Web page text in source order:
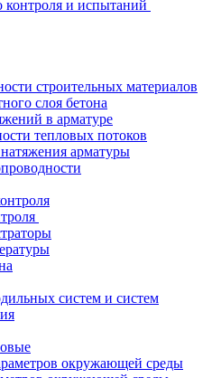
контроля и испытаний
строительных материалов
слоя бетона
в арматуре
тепловых потоков
арматуры
систем и систем